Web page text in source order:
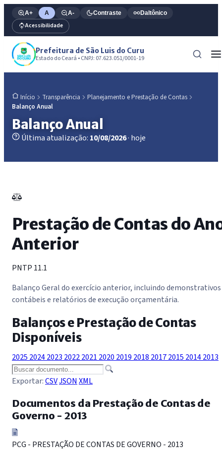
A+ A A- Contraste Daltônico
Acessibilidade
Prefeitura de São Luis do Curu
Estado do Ceará • CNPJ: 07.623.051/0001-19
Início Transparência
Planejamento e Prestação de Contas
Balanço Anual
Balanço Anual
Última atualização: 10/08/2026· hoje
Prestação de Contas do
Anterior
PNTP 11.1
Balanço Geral do exercício anterior, incluindo demonstrativos
contábeis e relatórios de execução orçamentária.
Balanços e Prestação de Contas
Disponíveis
2025 20242023 20222021 2020 2019 2018 20172015 20142013
Exportar:CSVJSON XML
Documentos da Prestação de Contas de
Governo - 2013
PCG - PRESTAÇÃO DE CONTAS DE GOVERNO - 2013